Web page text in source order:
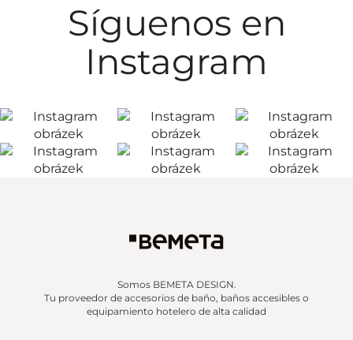
Síguenos en
Instagram
Somos BEMETA DESIGN.
Tu proveedor de accesorios de baño, baños accesibles o
equipamiento hotelero de alta calidad